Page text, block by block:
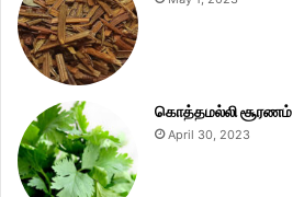
கொத்தமல்லி சூரணம்
April 30, 2023